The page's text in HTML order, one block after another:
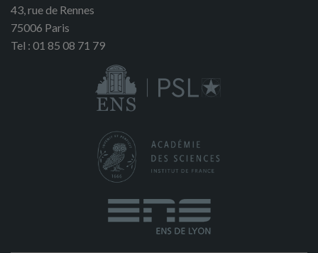
43, rue de Rennes
75006 Paris
Tel : 01 85 08 71 79